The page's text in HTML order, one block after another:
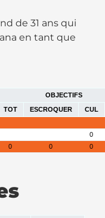
de 31 ans qui
en tant que
OBJECTIFS
TOT ESCROQUER
CUL
0
0 0 0